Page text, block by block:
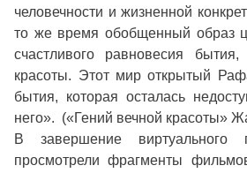
человечности и жизненной
то же время обобщенный образ
счастливого равновесия бытия,
красоты. Этот мир открытый
бытия, которая осталась
него». («Гений вечной красоты»
В завершение виртуального
просмотрели фрагменты